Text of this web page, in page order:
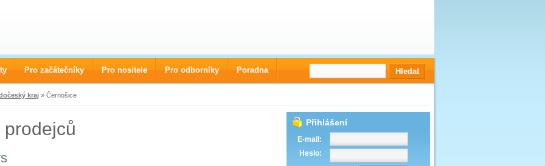
kraj » Černošice
Přihlášení
E-mail:
Heslo:
Pro začátečníky Pro nositele Pro odborníky Poradna